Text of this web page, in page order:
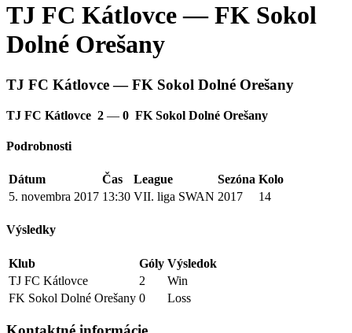
TJ FC Kátlovce — FK Sokol
Dolné Orešany
TJ FC Kátlovce — FK Sokol Dolné Orešany
TJ FC Kátlovce 2 — 0 FK Sokol Dolné Orešany
Podrobnosti
Dátum Čas League Sezóna Kolo
5. novembra 2017 13:30 VII. liga SWAN 2017 14
Výsledky
Klub Góly Výsledok
TJ FC Kátlovce
2
Win
FK Sokol Dolné Orešany 0 Loss